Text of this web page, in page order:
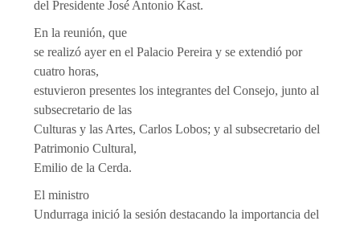
del Presidente José Antonio Kast.
En la reunión, que
se realizó ayer en el Palacio Pereira y se extendió por
cuatro horas,
estuvieron presentes los integrantes del Consejo, junto al
subsecretario de las
Culturas y las Artes, Carlos Lobos; y al subsecretario del
Patrimonio Cultural,
Emilio de la Cerda.
El ministro
Undurraga inició la sesión destacando la importancia del